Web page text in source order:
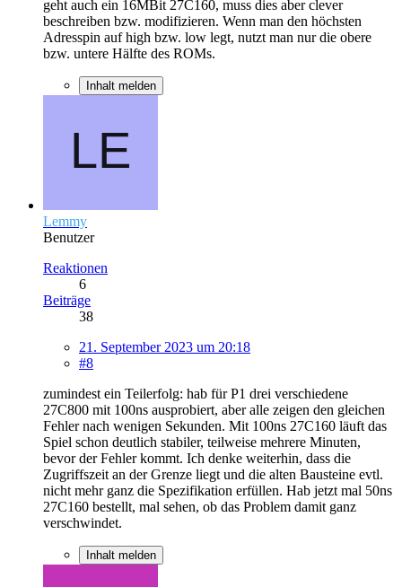
geht auch ein 16MBit 27C160, muss dies aber clever
beschreiben bzw. modifizieren. Wenn man den höchsten
Adresspin auf high bzw. low legt, nutzt man nur die obere
bzw. untere Hälfte des ROMs.
Inhalt melden
Lemmy
Benutzer
Reaktionen
6
Beiträge
38
21. September 2023 um 20:18
#8
zumindest ein Teilerfolg: hab für P1 drei verschiedene
27C800 mit 100ns ausprobiert, aber alle zeigen den gleichen
Fehler nach wenigen Sekunden. Mit 100ns 27C160 läuft das
Spiel schon deutlich stabiler, teilweise mehrere Minuten,
bevor der Fehler kommt. Ich denke weiterhin, dass die
Zugriffszeit an der Grenze liegt und die alten Bausteine evtl.
nicht mehr ganz die Spezifikation erfüllen. Hab jetzt mal 50ns
27C160 bestellt, mal sehen, ob das Problem damit ganz
verschwindet.
Inhalt melden